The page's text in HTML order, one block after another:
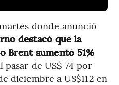
donde anunció
destacó que la
Brent aumentó 51%
pasar de US$ 74 por
diciembre a US$112 en